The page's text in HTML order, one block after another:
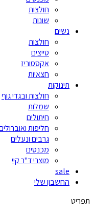
חולצות
שונות
נשים
חולצות
טייצים
אקססוריז
חצאיות
תינוקות
חולצות ובגדי גוף
שמלות
חיתולים
חליפות
גרבים ונעלים
מכנסים
מוצרי ד"ר קיי
sale
החשבון שלי
תפריט